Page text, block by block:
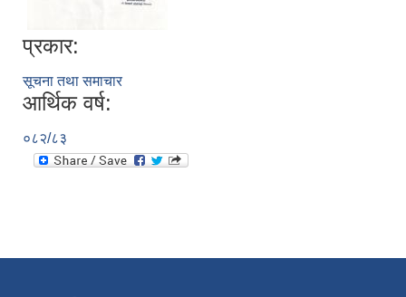
प्रकार:
सूचना तथा समाचार
आर्थिक वर्ष:
०८२/८३